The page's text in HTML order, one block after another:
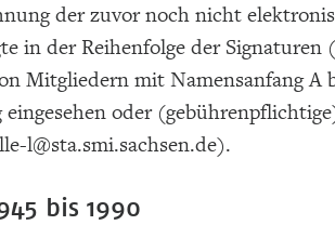
der zuvor noch nicht
in der Reihenfolge der
Mitgliedern mit Namensanfang
eingesehen oder
l@sta.smi.sachsen.de).
bis 1990